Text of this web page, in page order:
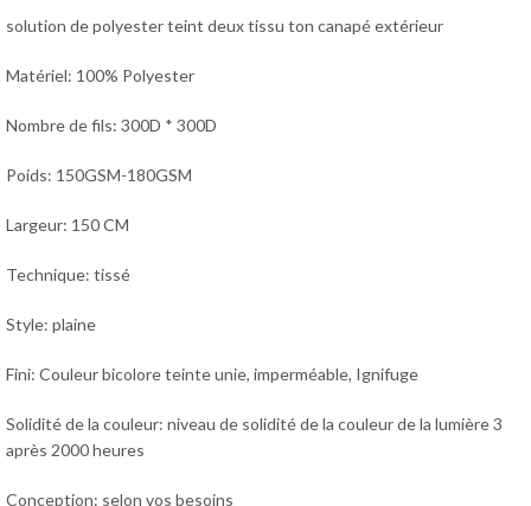
solution de polyester teint deux tissu ton canapé extérieur
Matériel: 100% Polyester
Nombre de fils: 300D * 300D
Poids: 150GSM-180GSM
Largeur: 150 CM
Technique: tissé
Style: plaine
Fini: Couleur bicolore teinte unie, imperméable, Ignifuge
Solidité de la couleur: niveau de solidité de la couleur de la lumière 3
après 2000 heures
Conception: selon vos besoins